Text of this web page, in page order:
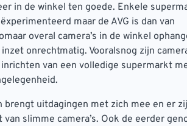
in de winkel ten goede. Enkele
maar de AVG is dan van
overal camera’s in de winkel
onrechtmatig. Vooralsnog zijn
van een volledige supermarkt
brengt uitdagingen met zich mee en er
slimme camera’s. Ook de eerder